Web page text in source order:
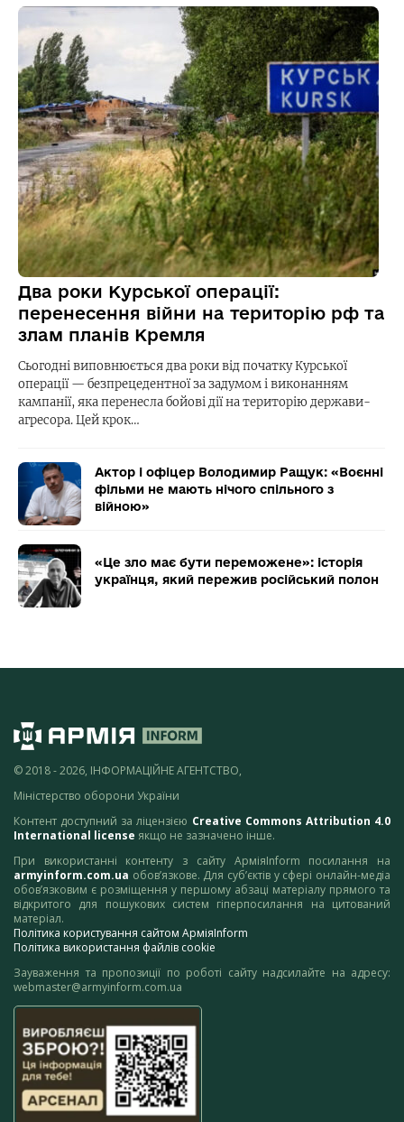
Два роки Курської операції:
перенесення війни на територію рф та
злам планів Кремля
Сьогодні виповнюється два роки від початку Курської
операції — безпрецедентної за задумом і виконанням
кампанії, яка перенесла бойові дії на територію держави-
агресора. Цей крок…
Актор і офіцер Володимир Ращук: «Воєнні
фільми не мають нічого спільного з
війною»
«Це зло має бути переможене»: історія
українця, який пережив російський полон
© 2018 - 2026, ІНФОРМАЦІЙНЕ АГЕНТСТВО,
Міністерство оборони України
Контент доступний за ліцензією Creative Commons Attribution 4.0
International license якщо не зазначено інше.
При використанні контенту з сайту АрміяInform посилання на
armyinform.com.ua обов’язкове. Для суб’єктів у сфері онлайн-медіа
обов’язковим є розміщення у першому абзаці матеріалу прямого та
відкритого для пошукових систем гіперпосилання на цитований
матеріал.
Політика користування сайтом АрміяInform
Політика використання файлів cookie
Зауваження та пропозиції по роботі сайту надсилайте на адресу:
webmaster@armyinform.com.ua